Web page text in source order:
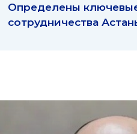
Определены
сотрудничества